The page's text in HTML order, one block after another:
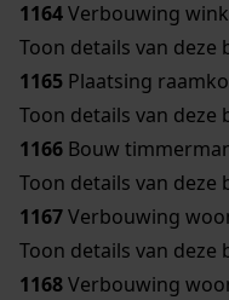
1164Verbouwing
Toon details van deze
1165 Plaatsing
Toon details van deze
1166 Bouw
Toon details van deze
1167Verbouwing
Toon details van deze
1168Verbouwing